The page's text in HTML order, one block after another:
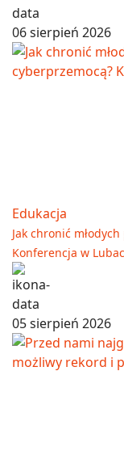
06 sierpień 2026
Edukacja
Jak chronić
Konferencja w
05 sierpień 2026